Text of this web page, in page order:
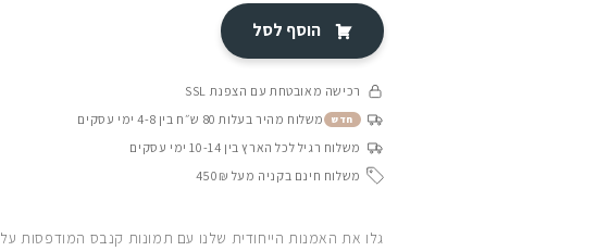
הוסף לסל
רכישה מאובטחת עם הצפנת SSL
חדש משלוח מהיר בעלות 80 ש״ח בין 4-8 ימי עסקים
משלוח רגיל לכל הארץ בין 10-14 ימי עסקים
משלוח חינם בקניה מעל 450₪
גלו את האמנות הייחודית שלנו עם תמונות קנבס המודפסות על